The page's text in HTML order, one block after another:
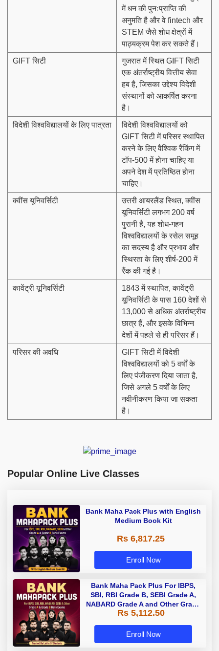
में धन की पुनःप्राप्ति की
अनुमति है और वे fintech और
STEM जैसे शोध क्षेत्रों में
पाठ्यक्रम पेश कर सकते हैं।
GIFT सिटी
गुजरात में स्थित GIFT सिटी
एक अंतर्राष्ट्रीय वित्तीय सेवा
हब है, जिसका उद्देश्य विदेशी
संस्थानों को आकर्षित करना
है।
विदेशी विश्वविद्यालयों के लिए पात्रता
विदेशी विश्वविद्यालयों को
GIFT सिटी में परिसर स्थापित
करने के लिए वैश्विक रैंकिंग में
टॉप-500 में होना चाहिए या
अपने देश में प्रतिष्ठित होना
चाहिए।
क्वींस यूनिवर्सिटी
उत्तरी आयरलैंड स्थित, क्वींस
यूनिवर्सिटी लगभग 200 वर्ष
पुरानी है, यह शोध-गहन
विश्वविद्यालयों के रसेल समूह
का सदस्य है और प्रभाव और
स्थिरता के लिए शीर्ष-200 में
रैंक की गई है।
कावेंट्री यूनिवर्सिटी
1843 में स्थापित, कावेंट्री
यूनिवर्सिटी के पास 160 देशों से
13,000 से अधिक अंतर्राष्ट्रीय
छात्र हैं, और इसके विभिन्न
देशों में पहले से ही परिसर हैं।
परिसर की अवधि
GIFT सिटी में विदेशी
विश्वविद्यालयों को 5 वर्षों के
लिए पंजीकरण दिया जाता है,
जिसे अगले 5 वर्षों के लिए
नवीनीकरण किया जा सकता
है।
Popular Online Live Classes
Bank Maha Pack Plus with English
Medium Book Kit
Rs 6,817.25
Enroll Now
Bank Maha Pack Plus For IBPS,
SBI, RBI Grade B, SEBI Grade A,
NABARD Grade A and Other Grade
A & Grade B Bank Exams
Rs 5,112.50
Enroll Now